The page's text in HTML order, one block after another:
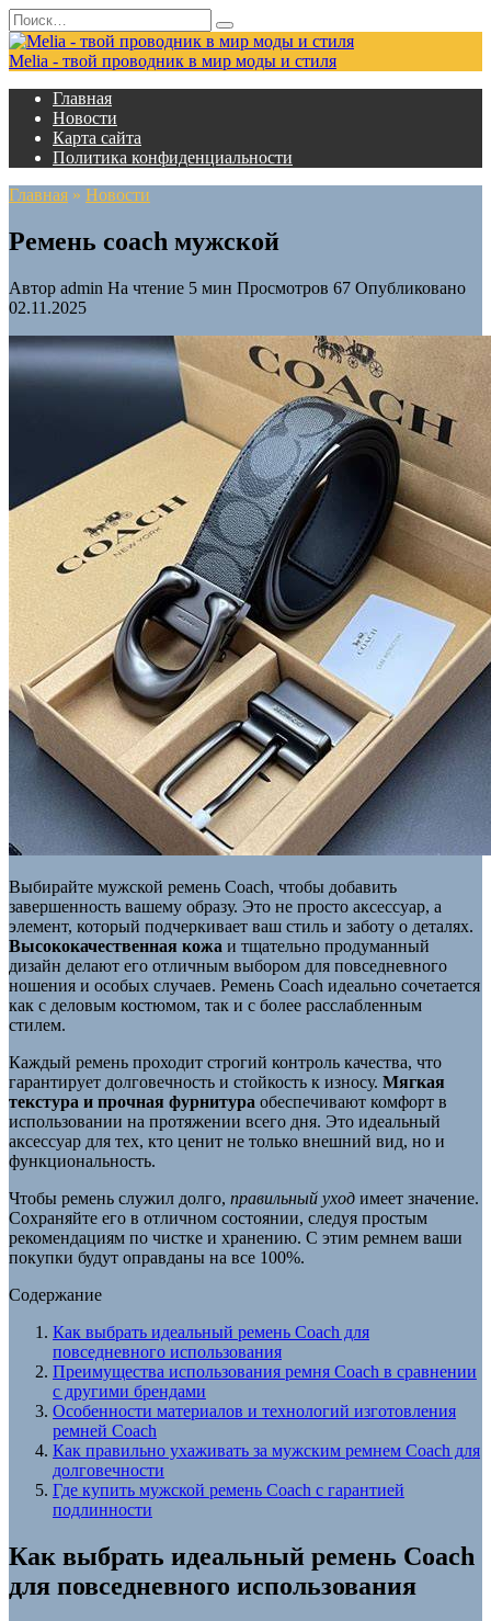
Перейти
к
содержанию
Search
for:
Melia - твой проводник в мир моды и стиля
Главная
Новости
Карта сайта
Политика конфиденциальности
Главная » Новости
Ремень coach мужской
Автор admin На чтение 5 мин Просмотров 67 Опубликовано
02.11.2025
Выбирайте мужской ремень Coach, чтобы добавить
завершенность вашему образу. Это не просто аксессуар, а
элемент, который подчеркивает ваш стиль и заботу о деталях.
Высококачественная кожа и тщательно продуманный
дизайн делают его отличным выбором для повседневного
ношения и особых случаев. Ремень Coach идеально сочетается
как с деловым костюмом, так и с более расслабленным
стилем.
Каждый ремень проходит строгий контроль качества, что
гарантирует долговечность и стойкость к износу. Мягкая
текстура и прочная фурнитура обеспечивают комфорт в
использовании на протяжении всего дня. Это идеальный
аксессуар для тех, кто ценит не только внешний вид, но и
функциональность.
Чтобы ремень служил долго, правильный уход имеет значение.
Сохраняйте его в отличном состоянии, следуя простым
рекомендациям по чистке и хранению. С этим ремнем ваши
покупки будут оправданы на все 100%.
Содержание
Как выбрать идеальный ремень Coach для
повседневного использования
Преимущества использования ремня Coach в сравнении
с другими брендами
Особенности материалов и технологий изготовления
ремней Coach
Как правильно ухаживать за мужским ремнем Coach для
долговечности
Где купить мужской ремень Coach с гарантией
подлинности
Как выбрать идеальный ремень Coach
для повседневного использования